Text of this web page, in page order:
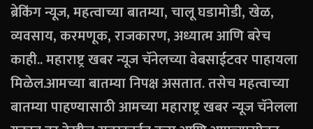
ब्रेकिंग न्यूज, महत्वाच्या बातम्या, चालू घडामोडी, खेळ,
व्यवसाय, करमणूक, राजकारण, अध्यात्म आणि बरेच
काही.. महाराष्ट्र खबर न्यूज चॅनेलच्या वेबसाईटवर पाहायला
मिळेल.आमच्या बातम्या निपक्ष असतात. तसेच महत्वाच्या
बातम्या पाहण्यासाठी आमच्या महाराष्ट्र खबर न्यूज चॅनेलला